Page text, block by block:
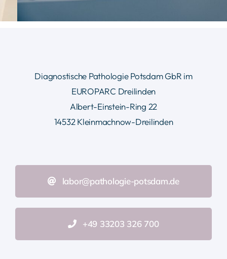
Diagnostische Pathologie Potsdam GbR im
EUROPARC Dreilinden
Albert-Einstein-Ring 22
14532 Kleinmachnow-Dreilinden
labor@pathologie-potsdam.de
+49 33203 326 700